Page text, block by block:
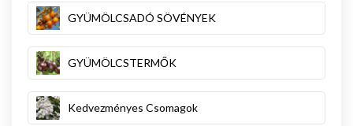
GYÜMÖLCSADÓ SÖVÉNYEK
GYÜMÖLCSTERMŐK
Kedvezményes Csomagok